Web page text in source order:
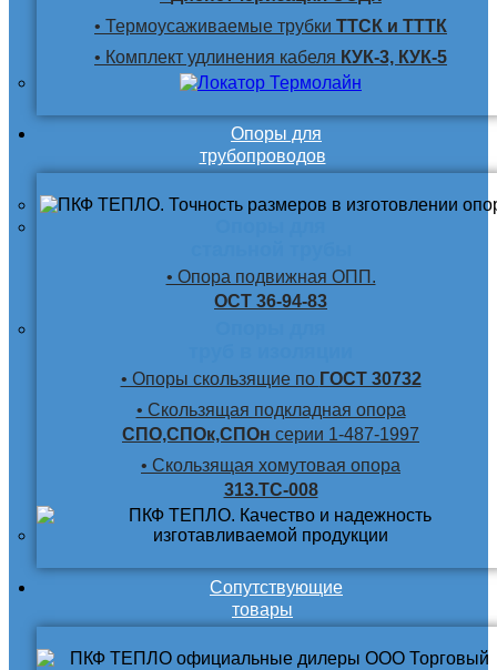
• Термоусаживаемые трубки ТТСК и ТТТК
• Комплект удлинения кабеля КУК-3, КУК-5
Опоры для
трубопроводов
• Опора подвижная ОПП.
ОСТ 36-94-83
• Опоры скользящие по ГОСТ 30732
• Скользящая подкладная опора
СПО,СПОк,СПОн серии 1-487-1997
• Скользящая хомутовая опора
313.ТС-008
Сопутствующие
товары